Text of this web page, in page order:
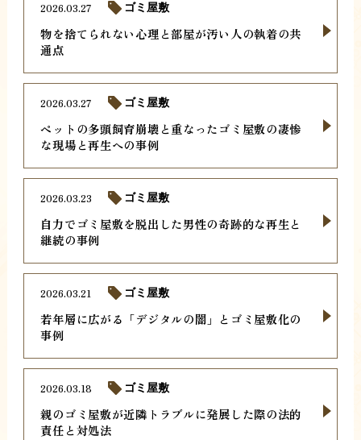
物を捨てられない心理と部屋が汚い人の執着の共
通点
2026.03.27 ゴミ屋敷
ペットの多頭飼育崩壊と重なったゴミ屋敷の凄惨
な現場と再生への事例
2026.03.27 ゴミ屋敷
自力でゴミ屋敷を脱出した男性の奇跡的な再生と
継続の事例
2026.03.23 ゴミ屋敷
若年層に広がる「デジタルの闇」とゴミ屋敷化の
事例
2026.03.21 ゴミ屋敷
親のゴミ屋敷が近隣トラブルに発展した際の法的
責任と対処法
2026.03.18 ゴミ屋敷